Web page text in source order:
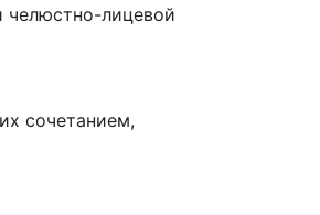
челюстно-лицевой
сочетанием,